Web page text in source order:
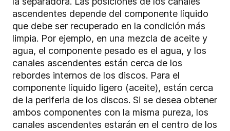
ascendentes depende del componente líquido
que debe ser recuperado en la condición más
limpia. Por ejemplo, en una mezcla de aceite y
agua, el componente pesado es el agua, y los
canales ascendentes están cerca de los
rebordes internos de los discos. Para el
componente líquido ligero (aceite), están cerca
de la periferia de los discos. Si se desea obtener
ambos componentes con la misma pureza, los
canales ascendentes estarán en el centro de los